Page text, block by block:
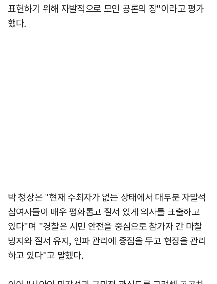
표현하기 위해 자발적으로 모인 공론의 장"이라고 평가
했다.
박 청장은 "현재 주최자가 없는 상태에서 대부분 자발적
참여자들이 매우 평화롭고 질서 있게 의사를 표출하고
있다"며 "경찰은 시민 안전을 중심으로 참가자 간 마찰
방지와 질서 유지, 인파 관리에 중점을 두고 현장을 관리
하고 있다"고 말했다.